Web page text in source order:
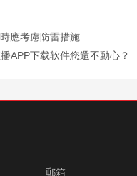
應考慮防雷措施
APP下载软件您還不動心？
郵箱